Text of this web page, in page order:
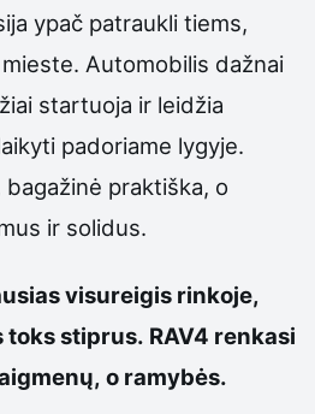
ypač patraukli tiems,
Automobilis dažnai
startuoja ir leidžia
padoriame lygyje.
praktiška, o
ir solidus.
visureigis rinkoje,
stiprus. RAV4 renkasi
o ramybės.